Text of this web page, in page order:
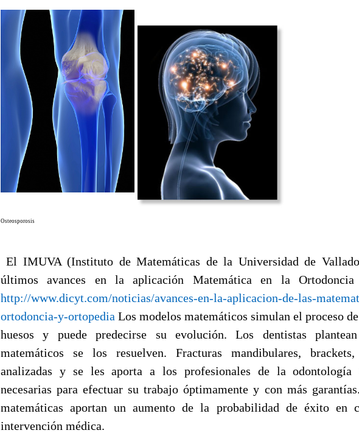
Osteosporosis
El IMUVA (Instituto de Matemáticas de la Universidad de
últimos avances en la aplicación Matemática en la
http://www.dicyt.com/noticias/avances-en-la-aplicacion-de-las-
ortodoncia-y-ortopedia Los modelos matemáticos simulan el proceso
huesos y puede predecirse su evolución. Los dentistas
matemáticos se los resuelven. Fracturas mandibulares,
analizadas y se les aporta a los profesionales de la odontología
necesarias para efectuar su trabajo óptimamente y con más
matemáticas aportan un aumento de la probabilidad de éxito en
intervención médica.